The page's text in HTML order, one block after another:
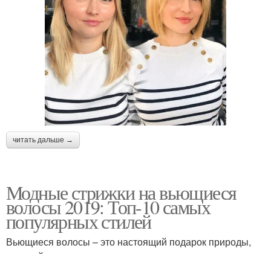
читать дальше →
Модные стрижки на вьющиеся
волосы 2019: Топ-10 самых
популярных стилей
Вьющиеся волосы – это настоящий подарок природы,